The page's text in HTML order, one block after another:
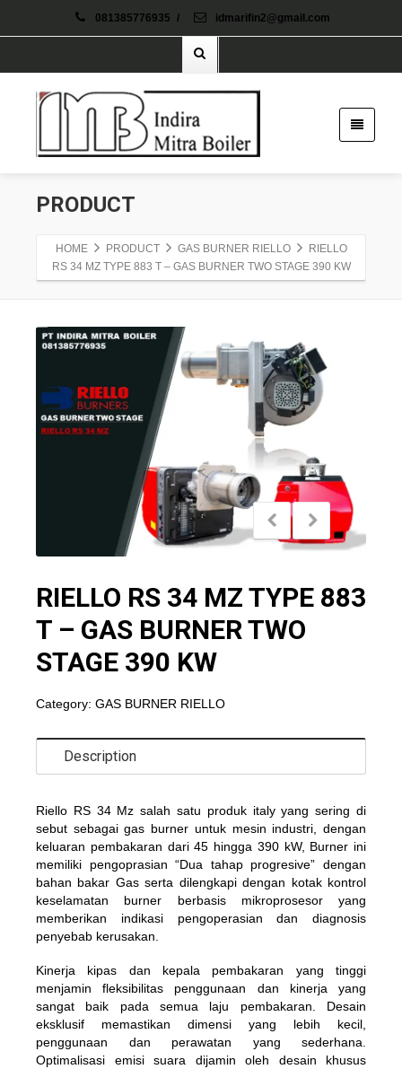
081385776935 / idmarifin2@gmail.com
PRODUCT
HOME PRODUCT GAS BURNER RIELLO
RIELLO
RS 34 MZ TYPE 883 T – GAS BURNER TWO STAGE 390 KW
RIELLO RS 34 MZ TYPE 883
T – GAS BURNER TWO
STAGE 390 KW
Category: GAS BURNER RIELLO
Description
Riello RS 34 Mz salah satu produk italy yang sering di
sebut sebagai gas burner untuk mesin industri, dengan
keluaran pembakaran dari 45 hingga 390 kW, Burner ini
memiliki pengoprasian “Dua tahap progresive” dengan
bahan bakar Gas serta dilengkapi dengan kotak kontrol
keselamatan burner berbasis mikroprosesor yang
memberikan indikasi pengoperasian dan diagnosis
penyebab kerusakan.
Kinerja kipas dan kepala pembakaran yang tinggi
menjamin fleksibilitas penggunaan dan kinerja yang
sangat baik pada semua laju pembakaran. Desain
eksklusif memastikan dimensi yang lebih kecil,
penggunaan dan perawatan yang sederhana.
Optimalisasi emisi suara dijamin oleh desain khusus